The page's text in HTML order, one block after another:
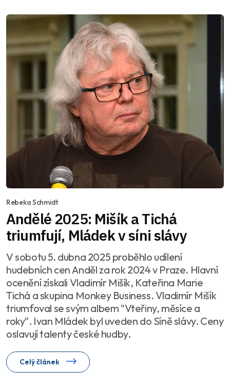
Rebeka Schmidt
Andělé 2025: Mišík a Tichá
triumfují, Mládek v síni slávy
V sobotu 5. dubna 2025 proběhlo udílení
hudebních cen Anděl za rok 2024 v Praze. Hlavní
ocenění získali Vladimír Mišík, Kateřina Marie
Tichá a skupina Monkey Business. Vladimír Mišík
triumfoval se svým albem "Vteřiny, měsíce a
roky". Ivan Mládek byl uveden do Síně slávy. Ceny
oslavují talenty české hudby.
Celý článek